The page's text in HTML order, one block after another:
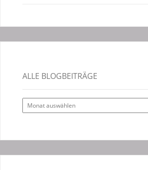
ALLE BLOGBEITRÄGE
Alle
Blogbeiträge